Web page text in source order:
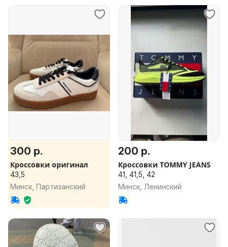
300 р.
Кроссовки оригинал
43,5
Минск, Партизанский
200 р.
Кроссовки TOMMY JEANS
41, 41,5, 42
Минск, Ленинский